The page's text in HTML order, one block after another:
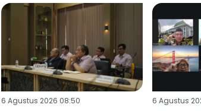
6 Agustus 2026 08:50 6 Agustus